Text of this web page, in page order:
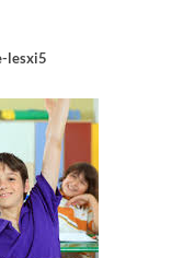
lesxi5